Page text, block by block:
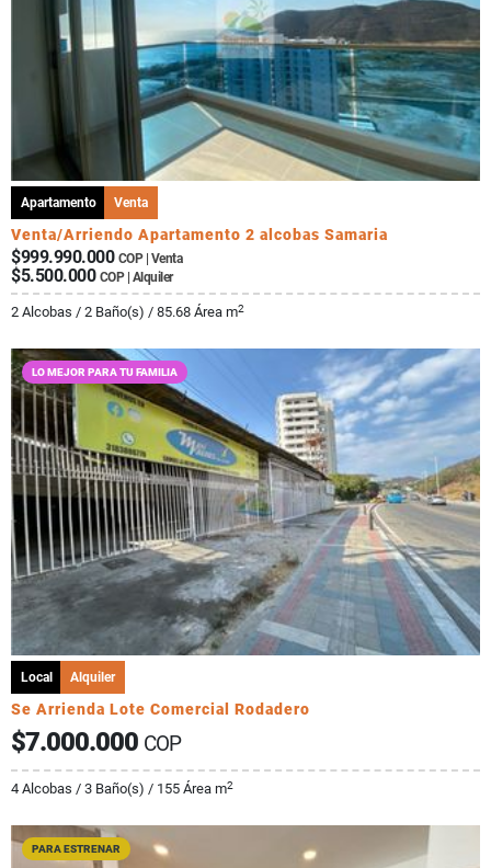
Apartamento Venta
Venta/Arriendo Apartamento 2 alcobas Samaria
$999.990.000 COP | Venta
$5.500.000 COP | Alquiler
2 Alcobas / 2 Baño(s) / 85.68 Área m2
LO MEJOR PARA TU FAMILIA
Local Alquiler
Se Arrienda Lote Comercial Rodadero
$7.000.000 COP
4 Alcobas / 3 Baño(s) / 155 Área m2
PARA ESTRENAR